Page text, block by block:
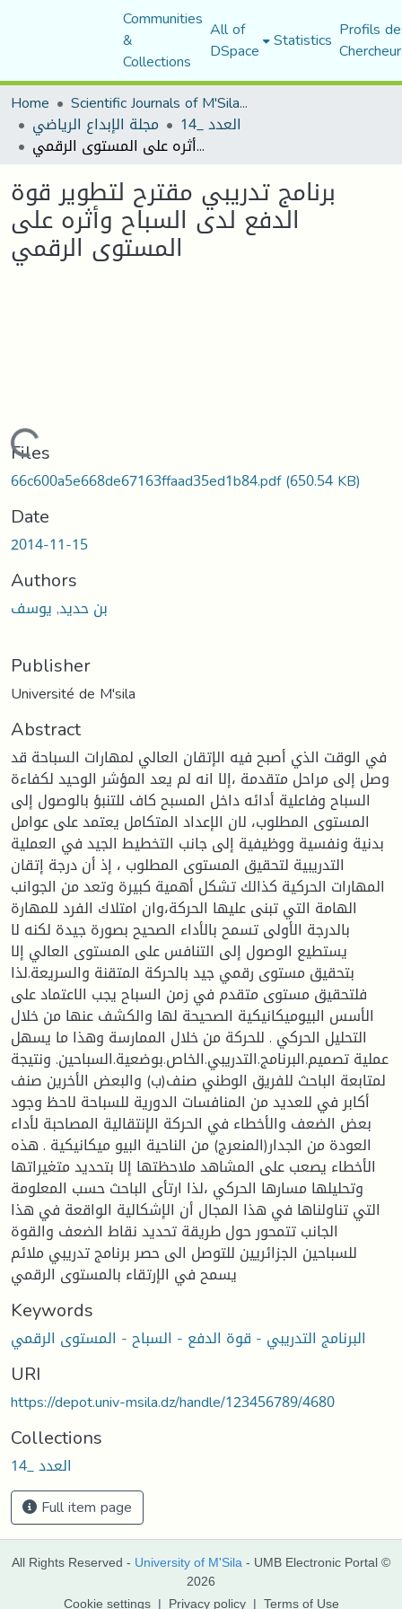
Communities
&
Collections
All of
DSpace Statistics Profils
Home
Scientific Journals of M'Sila University
مجلة الإبداع الرياضي العدد _14
برنامج تدريبي مقترح لتطوير قوة الدفع لدى السباح وأثره على المستوى الرقمي
برنامج تدريبي مقترح لتطوير قوة
الدفع لدى السباح وأثره على
المستوى الرقمي
Loading...
Files
66c600a5e668de67163ffaad35ed1b84.pdf(650.54 KB)
Date
2014-11-15
Authors
بن حديد, يوسف
Publisher
Université de M'sila
Abstract
في الوقت الذي أصبح فيه الإتقان العالي لمهارات السباحة قد
وصل إلى مراحل متقدمة ،إلا انه لم يعد المؤشر الوحيد لكفاءة
السباح وفاعلية أدائه داخل المسبح كاف للتنبؤ بالوصول إلى
المستوى المطلوب، لان الإعداد المتكامل يعتمد على عوامل
بدنية ونفسية ووظيفية إلى جانب التخطيط الجيد في العملية
التدريبية لتحقيق المستوى المطلوب ، إذ أن درجة إتقان
المهارات الحركية كذالك تشكل أهمية كبيرة وتعد من الجوانب
الهامة التي تبنى عليها الحركة،وان امتلاك الفرد للمهارة
بالدرجة الأولى تسمح بالأداء الصحيح بصورة جيدة لكنه لا
يستطيع الوصول إلى التنافس على المستوى العالي إلا
بتحقيق مستوى رقمي جيد بالحركة المتقنة والسريعة.لذا
فلتحقيق مستوى متقدم في زمن السباح يجب الاعتماد على
الأسس البيوميكانيكية الصحيحة لها والكشف عنها من خلال
التحليل الحركي . للحركة من خلال الممارسة وهذا ما يسهل
عملية تصميم.البرنامج.التدريبي.الخاص.بوضعية.السباحين. ونتيجة
لمتابعة الباحث للفريق الوطني صنف(ب) والبعض الأخرين صنف
أكابر في للعديد من المنافسات الدورية للسباحة لاحظ وجود
بعض الضعف والأخطاء في الحركة الإنتقالية المصاحبة لأداء
العودة من الجدار(المنعرج) من الناحية البيو ميكانيكية . هذه
الأخطاء يصعب على المشاهد ملاحظتها إلا بتحديد متغيراتها
وتحليلها مسارها الحركي ،لذا ارتأى الباحث حسب المعلومة
التي تناولناها في هذا المجال أن الإشكالية الواقعة في هذا
الجانب تتمحور حول طريقة تحديد نقاط الضعف والقوة
للسباحين الجزائريين للتوصل الى حصر برنامج تدريبي ملائم
يسمح في الإرتقاء بالمستوى الرقمي
Keywords
البرنامج التدريبي - قوة الدفع - السباح - المستوى الرقمي
URI
https://depot.univ-msila.dz/handle/123456789/4680
Collections
العدد _14
Full item page
All Rights Reserved - University of M'Sila - UMB Electronic Portal ©
2026
Cookie settings | Privacy policy | Terms of Use